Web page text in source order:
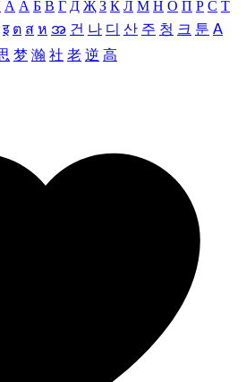
А Ӑ Б В Г Д Җ З К Л М Н О П Р С Т
इ ต ส ห အ 건 나 디 산 주 청 크 툰 ꓮ
梦 瀚 社 老 逆 高